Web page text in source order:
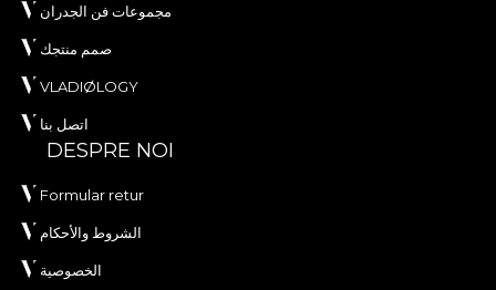
مجموعات فن الجدران
صمم منتجك
VLADIØLOGY
اتصل بنا
DESPRE NOI
Formular retur
الشروط والأحكام
الخصوصية